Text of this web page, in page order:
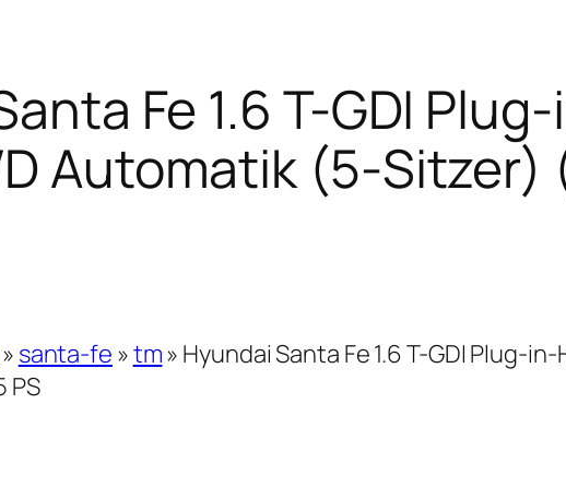
Fe 1.6 T-GDI
Automatik (5-Sitzer)
» santa-fe »tm» Hyundai Santa Fe 1.6 T-GDI Plug-
PS